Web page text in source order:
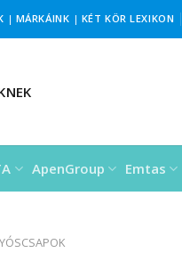
| MÁRKÁINK | KÉT KÖR LEXIKON
ApenGroup Emtas